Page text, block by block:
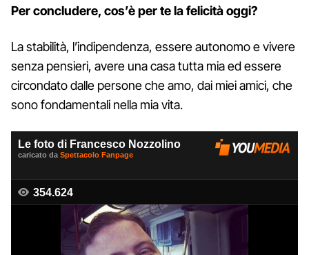
Per concludere, cos’è per te la felicità oggi?
La stabilità, l’indipendenza, essere autonomo e vivere
senza pensieri, avere una casa tutta mia ed essere
circondato dalle persone che amo, dai miei amici, che
sono fondamentali nella mia vita.